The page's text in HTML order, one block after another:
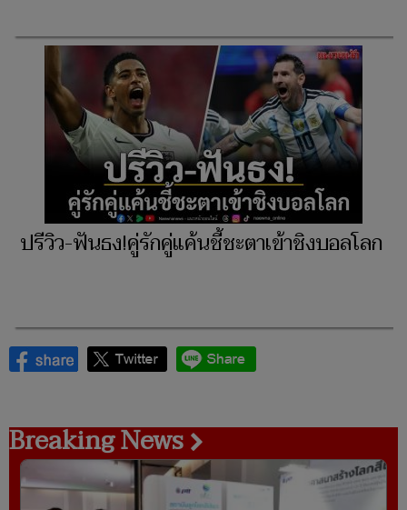
ปรีวิว-ฟันธง!คู่รักคู่แค้นชี้ชะตาเข้าชิงบอลโลก
Breaking News